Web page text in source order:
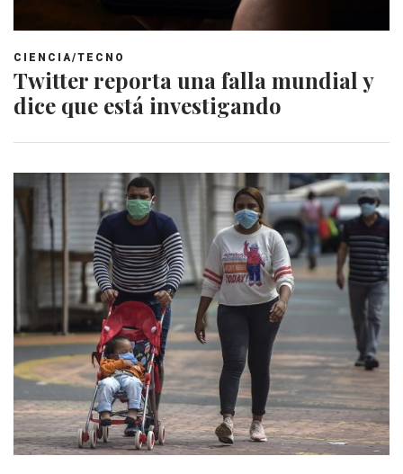
CIENCIA/TECNO
Twitter reporta una falla mundial y
dice que está investigando